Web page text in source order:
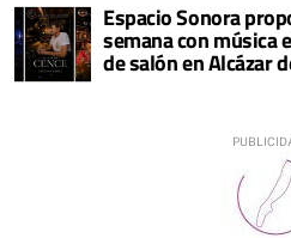
Espacio Sonora
semana con música
de salón en Alcázar